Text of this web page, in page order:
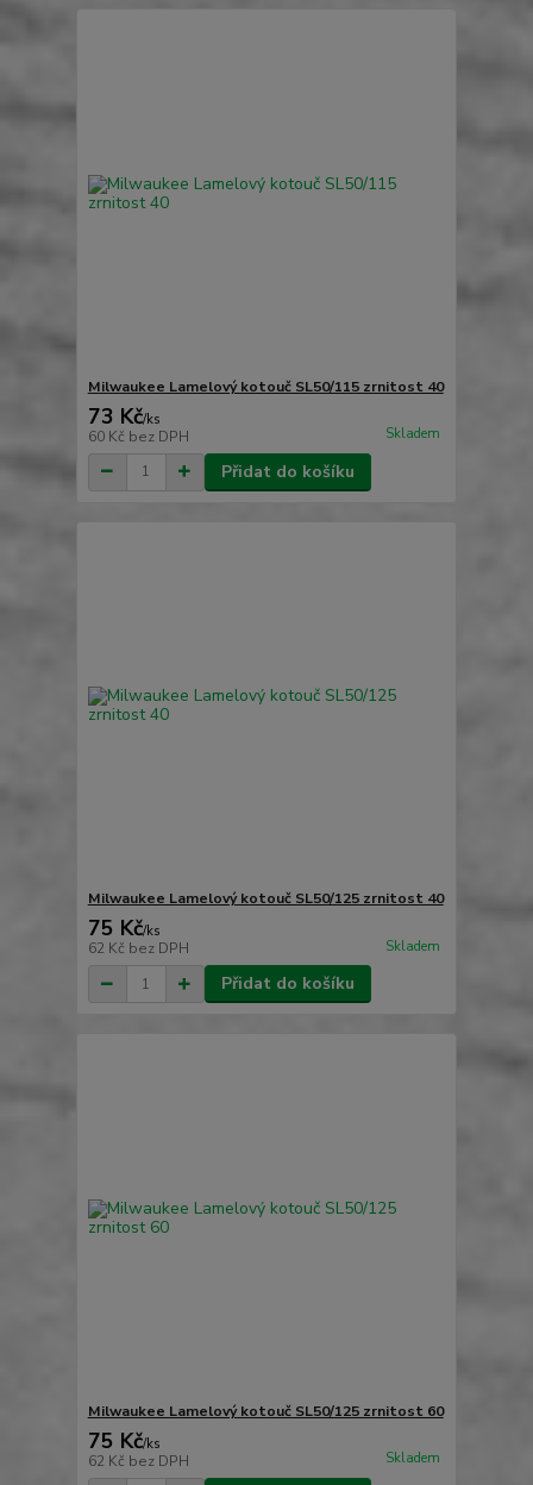
Milwaukee Lamelový kotouč SL50/115 zrnitost 40
73 Kč/ks
60 Kč bez DPH Skladem
Přidat do košíku
Milwaukee Lamelový kotouč SL50/125 zrnitost 40
75 Kč/ks
62 Kč bez DPH Skladem
Přidat do košíku
Milwaukee Lamelový kotouč SL50/125 zrnitost 60
75 Kč/ks
62 Kč bez DPH Skladem